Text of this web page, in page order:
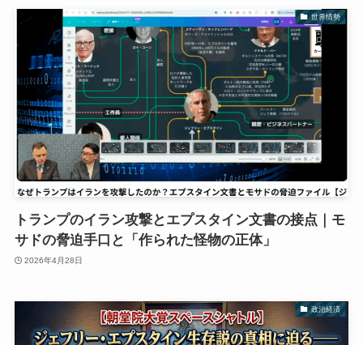
世界情勢
トランプのイラン攻撃とエプスタイン文書の接点｜モ
サドの脅迫手口と「作られた怪物の正体」
2026年4月28日
政治経済